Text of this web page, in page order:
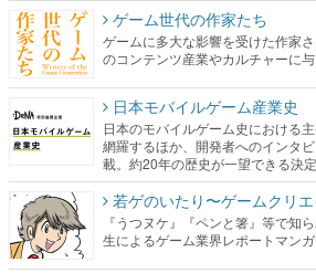
ゲーム世代の作家たち
ゲームに多大な影響を受けた作家
のコンテンツ産業やカルチャーに
日本モバイルゲーム産業史
日本のモバイルゲーム史における
網羅するほか、開発者へのインタ
載。約20年の歴史が一望できる決定
若ゲのいたり〜ゲームクリ
『うつヌケ』『ペンと箸』等で知
生によるゲーム業界レポートマンガ